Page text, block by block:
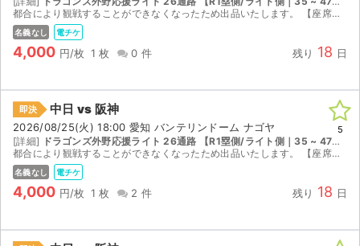
音楽情報
都合により観戦することができなくなったため出品いたします。 【座席情報】 ドラゴンズ外野応援ライト 26通路 43列 620番台 【チケット受け渡し】 ドラチケにてQRチケットを分配いたしま...
名義なし 電チケ
4,000 円/枚 1 枚 0 件 残り 18 日
即決 中日 vs 阪神
2026/08/25(火) 18:00 愛知 バンテリンドーム ナゴヤ
[詳細] ドラゴンズ外野応援ライト 26通路 【R1塁側/ライト側｜35 ~ 47列｜座席番号621 ~ 640】
都合により観戦することができなくなったため出品いたします。 【座席情報】 ドラゴンズ外野応援ライト 26通路 44列 620番台 【チケット受け渡し】 ドラチケにてQRチケットを分配いたしま...
名義なし 電チケ
4,000 円/枚 1 枚 2 件 残り 18 日
5